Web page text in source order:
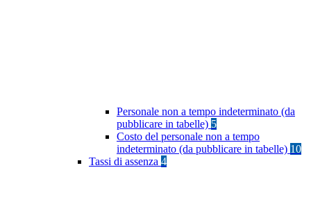
Personale non a tempo indeterminato (da
pubblicare in tabelle) 5
Costo del personale non a tempo
indeterminato (da pubblicare in tabelle) 10
Tassi di assenza 4